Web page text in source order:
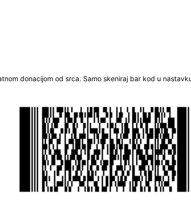
donacijom od srca. Samo skeniraj bar kod u